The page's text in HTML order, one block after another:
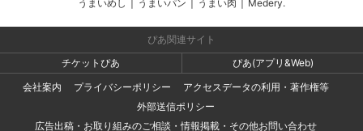
うまいめし
うまいパン うまい肉 Medery.
ぴあ関連サイト
チケットぴあ
ぴあ(アプリ&Web)
会社案内
プライバシーポリシー
アクセスデータの利用・著作権等
外部送信ポリシー
広告出稿・お取り組みのご相談・情報掲載・その他お問い合わせ